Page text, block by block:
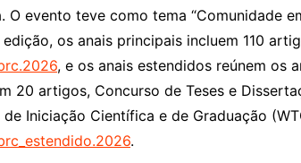
O evento teve como tema “Comunidade
edição, os anais principais incluem 110
, e os anais estendidos reúnem os
20 artigos, Concurso de Teses e
Iniciação Científica e de Graduação
.